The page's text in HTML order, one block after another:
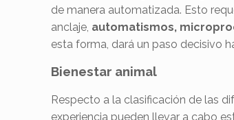
de manera automatizada. Esto
anclaje, automatismos,
esta forma, dará un paso decisivo
Bienestar animal
Respecto a la clasificación de las
experiencia pueden llevar a cabo